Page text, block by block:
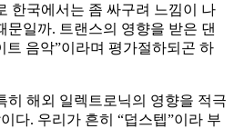
한국에서는 좀 싸구려 느낌이 나
문일까. 트랜스의 영향을 받은 댄
트 음악”이라며 평가절하되곤 하
히 해외 일렉트로닉의 영향을 적극
다. 우리가 흔히 “덥스텝”이라 부